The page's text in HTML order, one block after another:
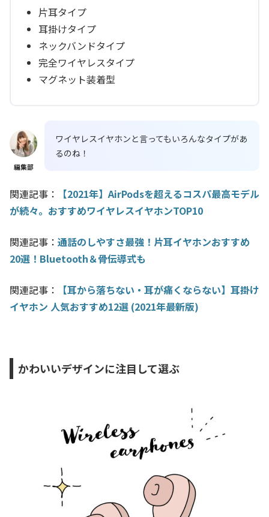
片耳タイプ
耳掛けタイプ
ネックバンドタイプ
完全ワイヤレスタイプ
マグネット装着型
編集部
ワイヤレスイヤホンと言ってもいろんなタイプがあ
るのね！
関連記事：
【2021年】AirPodsを超えるコスパ最高モデル
が続々。おすすめワイヤレスイヤホンTOP10
関連記事： 通話のしやすさ最強！片耳イヤホンおすすめ
20選！Bluetooth＆骨伝導式も
関連記事：
【耳から落ちない・耳が痛くならない】耳掛け
イヤホン 人気おすすめ12選 (2021年最新版)
かわいいデザインに注目して選ぶ